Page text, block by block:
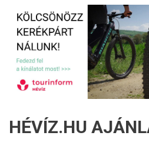
HÉVÍZ.HU